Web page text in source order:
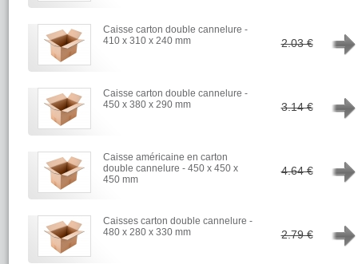
Caisse carton double cannelure -
410 x 310 x 240 mm
2.03 €
Caisse carton double cannelure -
450 x 380 x 290 mm
3.14 €
Caisse américaine en carton
double cannelure - 450 x 450 x
450 mm
4.64 €
Caisses carton double cannelure -
480 x 280 x 330 mm
2.79 €